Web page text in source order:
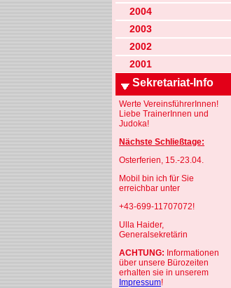
2004
2003
2002
2001
Sekretariat-Info
Werte VereinsführerInnen!
Liebe TrainerInnen und
Judoka!
Nächste Schließtage:
Osterferien, 15.-23.04.
Mobil bin ich für Sie
erreichbar unter
+43-699-11707072!
Ulla Haider,
Generalsekretärin
ACHTUNG: Informationen
über unsere Bürozeiten
erhalten sie in unserem
Impressum!